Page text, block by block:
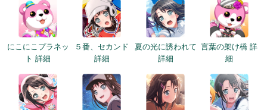
にこにこプラネッ
ト 詳細
５番、セカンド
詳細
夏の光に誘われて
詳細
言葉の架け橋 詳
細